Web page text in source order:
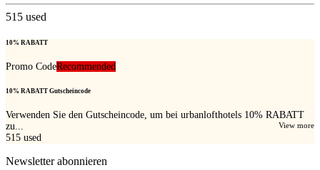
515 used
10% RABATT
Promo CodeRecommended
10% RABATT Gutscheincode
Verwenden Sie den Gutscheincode, um bei urbanlofthotels 10% RABATT
zu...
View more
515 used
Newsletter abonnieren